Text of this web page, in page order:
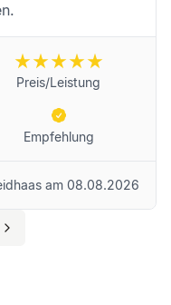
Preis/Leistung
Empfehlung
am 08.08.2026